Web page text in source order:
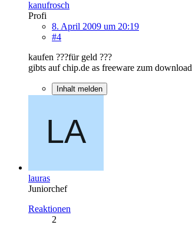
kanufrosch
Profi
8. April 2009 um 20:19
#4
kaufen ???für geld ???
gibts auf chip.de as freeware zum download
Inhalt melden
lauras
Juniorchef
Reaktionen
2